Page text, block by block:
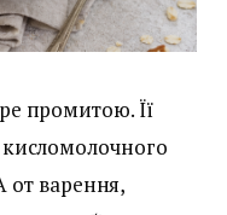
промитою. Її
от варення,